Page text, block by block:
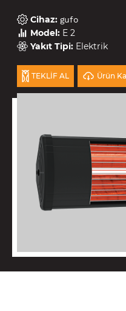
Cihaz: gufo
Model: E 2
Yakıt Tipi: Elektrik
TEKLİF AL Ürün